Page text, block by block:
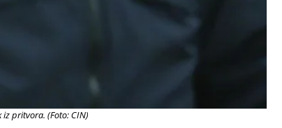
pritvora. (Foto: CIN)